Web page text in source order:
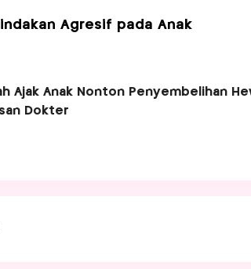
Agresif pada Anak
Ajak Anak Nonton Penyembelihan
Dokter